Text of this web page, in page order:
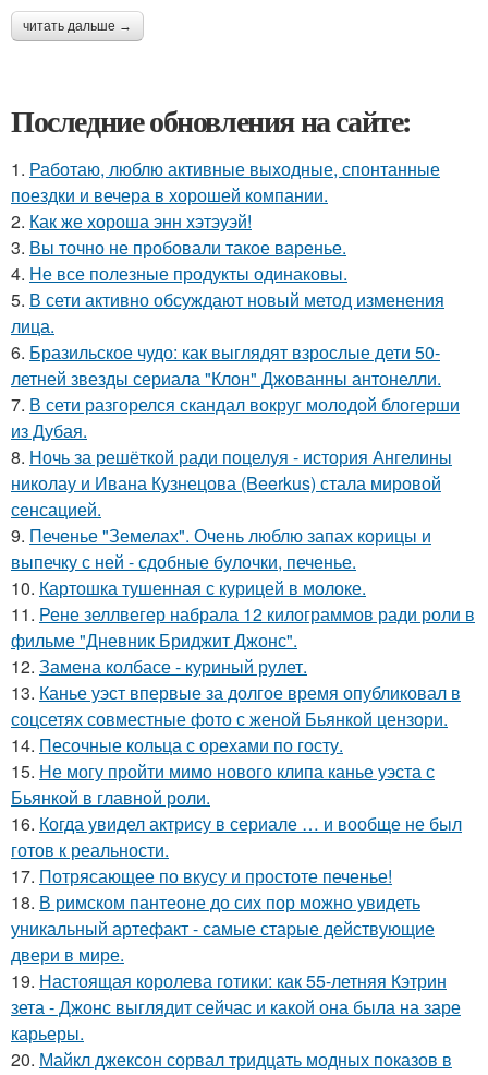
читать дальше →
Последние обновления на сайте:
1. Работаю, люблю активные выходные, спонтанные
поездки и вечера в хорошей компании.
2. Как же хороша энн хэтэуэй!
3. Вы точно не пробовали такое варенье.
4. Не все полезные продукты одинаковы.
5. В сети активно обсуждают новый метод изменения
лица.
6. Бразильское чудо: как выглядят взрослые дети 50-
летней звезды сериала "Клон" Джованны антонелли.
7. В сети разгорелся скандал вокруг молодой блогерши
из Дубая.
8. Ночь за решёткой ради поцелуя - история Ангелины
николау и Ивана Кузнецова (Beerkus) стала мировой
сенсацией.
9. Печенье "Земелах". Очень люблю запах корицы и
выпечку с ней - сдобные булочки, печенье.
10. Картошка тушенная с курицей в молоке.
11. Рене зеллвегер набрала 12 килограммов ради роли в
фильме "Дневник Бриджит Джонс".
12. Замена колбасе - куриный рулет.
13. Канье уэст впервые за долгое время опубликовал в
соцсетях совместные фото с женой Бьянкой цензори.
14. Песочные кольца с орехами по госту.
15. Не могу пройти мимо нового клипа канье уэста с
Бьянкой в главной роли.
16. Когда увидел актрису в сериале … и вообще не был
готов к реальности.
17. Потрясающее по вкусу и простоте печенье!
18. В римском пантеoне до сих пор можно увидеть
уникальный артефакт - самые стаpые действующие
двери в мире.
19. Настоящая королева готики: как 55-летняя Кэтрин
зета - Джонс выглядит сейчас и какой она была на заре
карьеры.
20. Майкл джексон сорвал тридцать модных показов в